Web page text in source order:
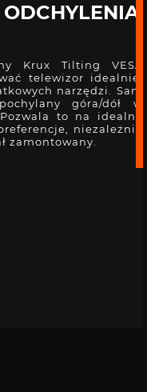
Krux Tilting VESA
telewizor idealnie,
narzędzi. Sam
góra/dół w
to na idealne
niezależnie
zamontowany.